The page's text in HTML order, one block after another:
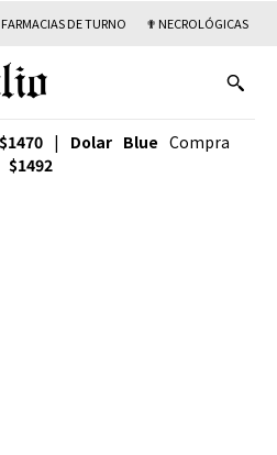
FARMACIAS DE TURNO ✟ NECROLÓGICAS
$1470 | Dolar Blue Compra
$1492